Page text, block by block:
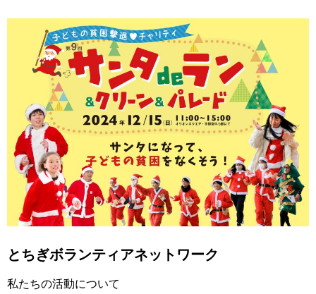
とちぎボランティアネットワーク
私たちの活動について